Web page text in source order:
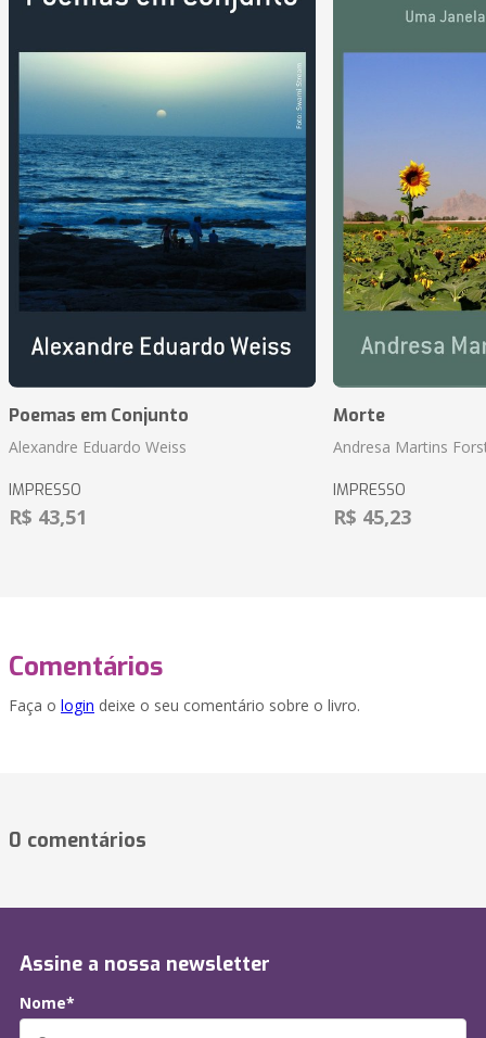
Poemas em Conjunto
Alexandre Eduardo Weiss
IMPRESSO
R$ 43,51
Morte
Andresa Martins
IMPRESSO
R$ 45,23
Comentários
Faça o login deixe o seu comentário sobre o livro.
0 comentários
Assine a nossa newsletter
Nome*